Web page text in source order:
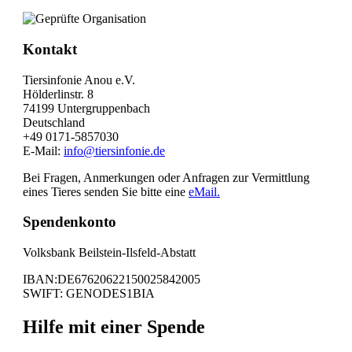
Kontakt
Tiersinfonie Anou e.V.
Hölderlinstr. 8
74199 Untergruppenbach
Deutschland
+49 0171-5857030
E-Mail:info@tiersinfonie.de
Bei Fragen, Anmerkungen oder Anfragen zur Vermittlung
eines Tieres senden Sie bitte eineeMail.
Spendenkonto
Volksbank Beilstein-Ilsfeld-Abstatt
IBAN:DE67620622150025842005
SWIFT: GENODES1BIA
Hilfe mit einer Spende